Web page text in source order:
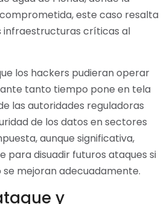
este caso resalta
infraestructuras críticas al
los hackers pudieran operar
tanto tiempo pone en tela
las autoridades reguladoras
de los datos en sectores
aunque significativa,
para disuadir futuros ataques si
mejoran adecuadamente.
y